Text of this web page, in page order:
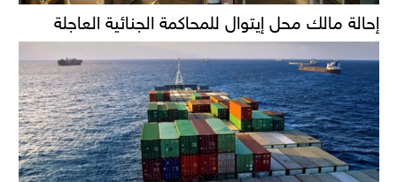
إحالة مالك محل إيتوال للمحاكمة الجنائية العاجلة